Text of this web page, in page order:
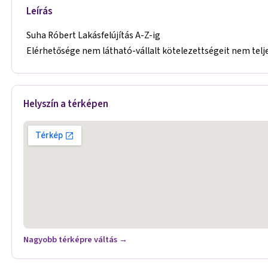
Leírás
Suha Róbert Lakásfelújítás A-Z-ig
Elérhetősége nem látható-vállalt kötelezettségeit nem
Helyszín a térképen
Nagyobb térképre váltás →